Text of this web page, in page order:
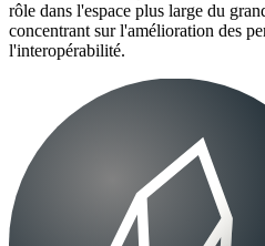
rôle dans l'espace plus large du
concentrant sur l'amélioration des
l'interopérabilité.